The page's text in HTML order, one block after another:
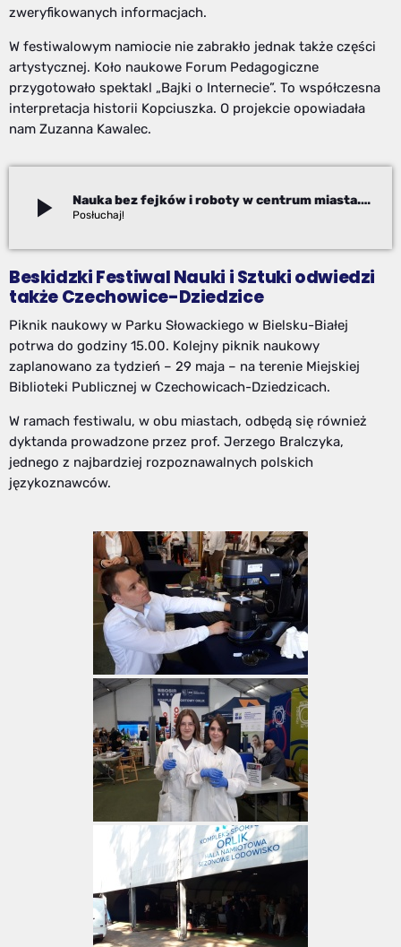
zweryfikowanych informacjach.
W festiwalowym namiocie nie zabrakło jednak także części
artystycznej. Koło naukowe Forum Pedagogiczne
przygotowało spektakl „Bajki o Internecie”. To współczesna
interpretacja historii Kopciuszka. O projekcie opowiadała
nam Zuzanna Kawalec.
play_arrow Nauka bez fejków i roboty w centrum miasta. Piknik naukowy przyciągnął tłumy do Parku Słowackiego
Beskidzki Festiwal Nauki i Sztuki odwiedzi
także Czechowice-Dziedzice
Piknik naukowy w Parku Słowackiego w Bielsku-Białej
potrwa do godziny 15.00. Kolejny piknik naukowy
zaplanowano za tydzień – 29 maja – na terenie Miejskiej
Biblioteki Publicznej w Czechowicach-Dziedzicach.
W ramach festiwalu, w obu miastach, odbędą się również
dyktanda prowadzone przez prof. Jerzego Bralczyka,
jednego z najbardziej rozpoznawalnych polskich
językoznawców.